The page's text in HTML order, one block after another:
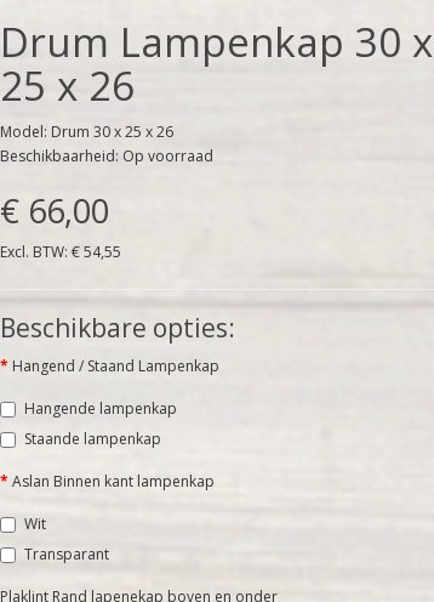
Drum Lampenkap 30 x
25 x 26
Model: Drum 30 x 25 x 26
Beschikbaarheid: Op voorraad
€ 66,00
Excl. BTW: € 54,55
Beschikbare opties:
Hangend / Staand Lampenkap
Hangende lampenkap
Staande lampenkap
Aslan Binnen kant lampenkap
Wit
Transparant
Plaklint Rand lapenekap boven en onder